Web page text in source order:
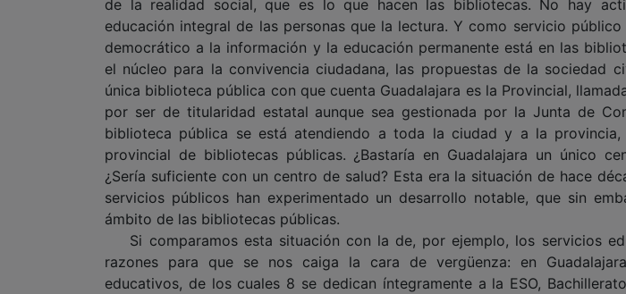
de la realidad social, que es lo que hacen las bibliotecas. No hay
educación integral de las personas que la lectura. Y como servicio
democrático a la información y la educación permanente está en las
el núcleo para la convivencia ciudadana, las propuestas de la sociedad
única biblioteca pública con que cuenta Guadalajara es la Provincial,
por ser de titularidad estatal aunque sea gestionada por la Junta de
biblioteca pública se está atendiendo a toda la ciudad y a la
provincial de bibliotecas públicas. ¿Bastaría en Guadalajara un único
¿Sería suficiente con un centro de salud? Esta era la situación de hace
servicios públicos han experimentado un desarrollo notable, que sin
ámbito de las bibliotecas públicas.
Si comparamos esta situación con la de, por ejemplo, los servicios
razones para que se nos caiga la cara de vergüenza: en
educativos, de los cuales 8 se dedican íntegramente a la ESO,